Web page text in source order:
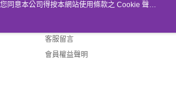
客服資訊
客服留言
會員權益聲明
同意本公司得按本網站使用條款之 Cookie 聲明